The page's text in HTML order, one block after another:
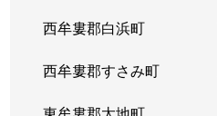
西牟婁郡白浜町
西牟婁郡すさみ町